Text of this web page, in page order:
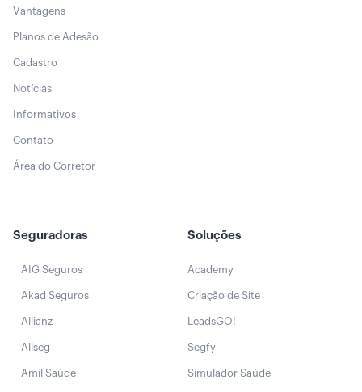
Vantagens
Planos de Adesão
Cadastro
Notícias
Informativos
Contato
Área do Corretor
Seguradoras
AIG Seguros
Akad Seguros
Allianz
Allseg
Amil Saúde
Soluções
Academy
Criação de Site
LeadsGO!
Segfy
Simulador Saúde